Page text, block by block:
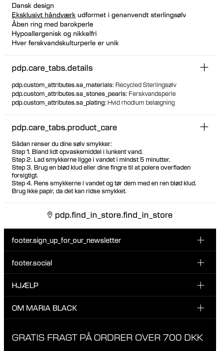
Dansk design
Eksklusivt håndværk udformet i genanvendt sterlingsølv
Åben ring med barokperle
Hypoallergenisk og nikkelfri
Hver ferskvandskulturperle er unik
pdp.care_tabs.details
pdp.custom_attributes.sa_materials: Recycled Sterlingsølv
pdp.custom_attributes.sa_stones_pearls: Ferskvandsperle
pdp.custom_attributes.sa_plating: Hvid rhodium belægning
pdp.care_tabs.product_care
Sådan renser du dine sølv smykker:
Step 1. Bland lidt opvaskemiddel i lunkent vand.
Step 2. Lad smykkerne ligge i vandet i mindst 5 minutter.
Step 3. Brug en blød klud eller dine fingre til at polere overfladen
forsigtigt.
Step 4. Rens smykkerne i vandet og tør dem med en ren blød klud.
Brug ikke papir, da det kan ridse smykket.
pdp.find_in_store.find_in_store
footer.sign_up_for_our_newsletter
Tilmeld dig vores nyhedsbrev og vær den første til at blive
nyheder fra Maria Black.
footer.social
INSTAGRAM
TIKTOK
HJÆLP
KUNDESERVICE & KONTAKT
LEVERING
OM MARIA BLACK
GRATIS FRAGT PÅ ORDRER OVER 700 DKK